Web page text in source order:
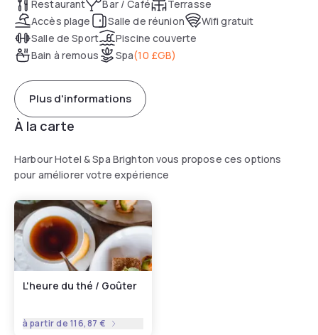
Restaurant Bar / Café
Terrasse
Accès plage
Salle de réunion
Wifi gratuit
Salle de Sport
Piscine couverte
Bain à remous
Spa(10 £GB)
Plus d'informations
À la carte
Harbour Hotel & Spa Brighton vous propose ces options
pour améliorer votre expérience
L'heure du thé / Goûter
à partir de 116,87 €